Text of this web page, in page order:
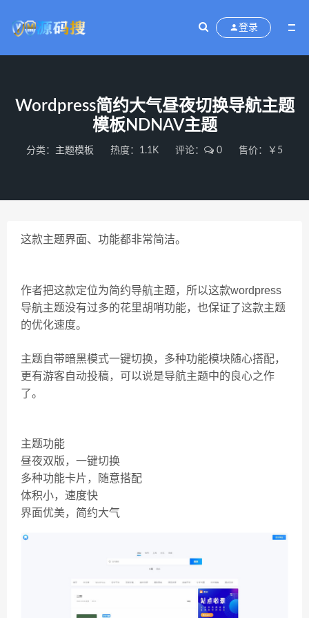
登录
Wordpress简约大气昼夜切换导航主题
模板NDNAV主题
分类： 主题模板 热度：1.1K 评论： 0 售价：￥5
这款主题界面、功能都非常简洁。
作者把这款定位为简约导航主题，所以这款wordpress
导航主题没有过多的花里胡哨功能，也保证了这款主题
的优化速度。
主题自带暗黑模式一键切换，多种功能模块随心搭配，
更有游客自动投稿，可以说是导航主题中的良心之作
了。
主题功能
昼夜双版，一键切换
多种功能卡片，随意搭配
体积小，速度快
界面优美，简约大气